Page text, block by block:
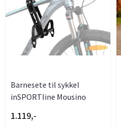
Barnesete til sykkel
inSPORTline Mousino
1.119,-